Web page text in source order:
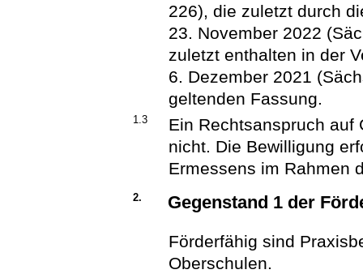
226), die zuletzt durch
23. November 2022
zuletzt enthalten in der
6. Dezember 2021
geltenden Fassung.
1.3
Ein Rechtsanspruch auf
nicht. Die Bewilligung
Ermessens im Rahmen
2. Gegenstand 1 der
Förderfähig sind
Oberschulen.